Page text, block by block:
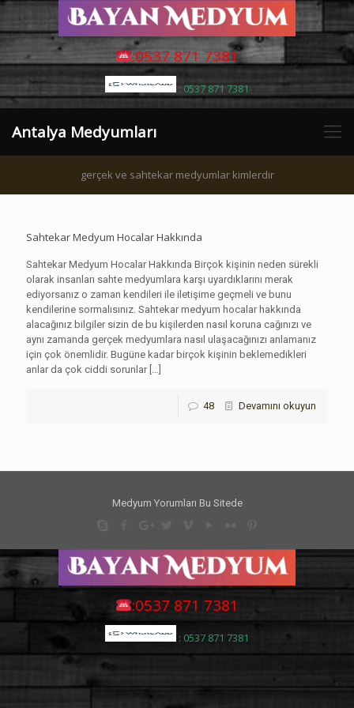
:0537 871 7381
: 0537 871 7381
Antalya Medyumları
gerçek ve sahtekar medyumlar kimlerdir
Sahtekar Medyum Hocalar Hakkında
Sahtekar Medyum Hocalar Hakkında Birçok kişinin neden sürekli
olarak insanları sahte medyumlara karşı uyardıklarını merak
ediyorsanız o zaman kendileri ile iletişime geçmeli ve bunu
kendilerine sormalısınız. Sahtekar medyum hocalar hakkında
alacağınız bilgiler sizin de bu kişilerden nasıl koruna cağınızı ve
aynı zamanda gerçek medyumlara nasıl ulaşacağınızı anlamanız
için çok önemlidir. Bugüne kadar birçok kişinin beklemedikleri
anlar da çok ciddi sorunlar[…]
48 Devamını okuyun
Medyum Yorumları Bu Sitede
:0537 871 7381
: 0537 871 7381